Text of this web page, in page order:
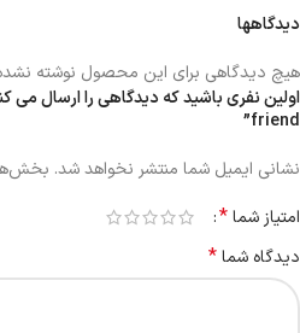
دیدگاهها
هیچ دیدگاهی برای این محصول نوشته
friend”
نشانی ایمیل شما منتشر نخواهد شد.
امتیاز شما*
دیدگاه شما*